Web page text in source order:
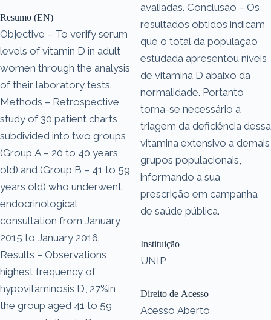
Resumo (EN)
Objective – To verify serum
levels of vitamin D in adult
women through the analysis
of their laboratory tests.
Methods – Retrospective
study of 30 patient charts
subdivided into two groups
(Group A – 20 to 40 years
old) and (Group B – 41 to 59
years old) who underwent
endocrinological
consultation from January
2015 to January 2016.
Results – Observations
highest frequency of
hypovitaminosis D, 27%in
the group aged 41 to 59
avaliadas. Conclusão – Os
resultados obtidos indicam
que o total da população
estudada apresentou níveis
de vitamina D abaixo da
normalidade. Portanto
torna-se necessário a
triagem da deficiência dessa
vitamina extensivo a demais
grupos populacionais,
informando a sua
prescrição em campanha
de saúde pública.
Instituição
UNIP
Direito de Acesso
Acesso Aberto